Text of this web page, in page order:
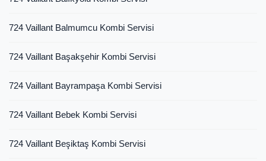
724 Vaillant Balmumcu Kombi Servisi
724 Vaillant Başakşehir Kombi Servisi
724 Vaillant Bayrampaşa Kombi Servisi
724 Vaillant Bebek Kombi Servisi
724 Vaillant Beşiktaş Kombi Servisi